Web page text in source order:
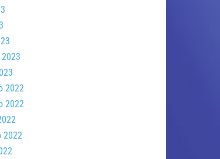
2022
2022
2022